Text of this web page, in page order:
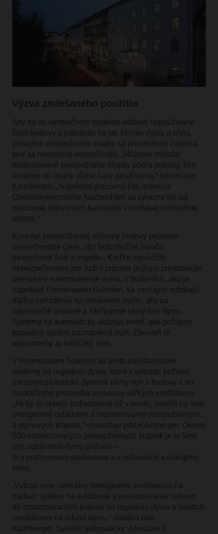
Výzva zmiešaného použitia
Aby sa vo ventilačnom systéme oddelili nepoužívané
časti budovy a zabránilo sa tak šíreniu dymu a ohňa,
príslušné protipožiarne klapky sa preventívne zatvoria,
keď sa miestnosti nepoužívajú. „Môžeme ovládať
motorizované protipožiarne klapky podľa potreby, čím
berieme do úvahy rôzne časy používania,“ hovorí pán
Kaimberger. „Napríklad pracovný čas redakcie
Oberösterreichische Nachrichten sa výrazne líši od
pracovnej doby iných kancelárií v rovnakej ventilačnej
oblasti.“
Koncept protipožiarnej ochrany budovy popisuje
bezpečnostné ciele, aby bolo možné zaručiť
bezpečnosť ľudí a majetku. Keďže najväčšie
nebezpečenstvo pre ľudí v prípade požiaru predstavuje
intenzívne nahromadenie dymu, v budovách, ako je
napríklad Promenaden Galerien, sa zvyčajne inštalujú
ďalšie zariadenia na odsávanie dymu, aby sa
zabezpečili únikové a záchranné cesty bez dymu.
Systémy sa automaticky aktivujú hneď, ako požiarny
poplašný systém zaznamená dym. Zároveň je
upozornený aj hasičský zbor.
V Promenaden Galerien sú preto nainštalované
systémy na reguláciu dymu, ktoré v prípade požiaru
transportujú toxické dymové plyny von z budovy a do
vonkajšieho prostredia pomocou veľkých ventilátorov.
„Ak by to nebolo požadované už v tendri, navrhli by sme
inteligentné ovládanie a monitorovanie protipožiarnych
a dymových klapiek,“ vysvetľuje pán Kaimberger. Okrem
500 motorizovaných protipožiarnych klapiek je tu šesť
zón odsávania dymu požiaru –
tri v podzemnom parkovisku a v reštaurácii a nákupnej
zóne.
„Vybrali sme centrálny inteligentný monitorovací a
riadiaci systém na ovládanie a monitorovanie celkovo
40 motorizovaných klapiek na reguláciu dymu a šiestich
ventilátorov na odvod dymu,“ dodáva pán
Kaimberger. Systém automaticky vykonáva a